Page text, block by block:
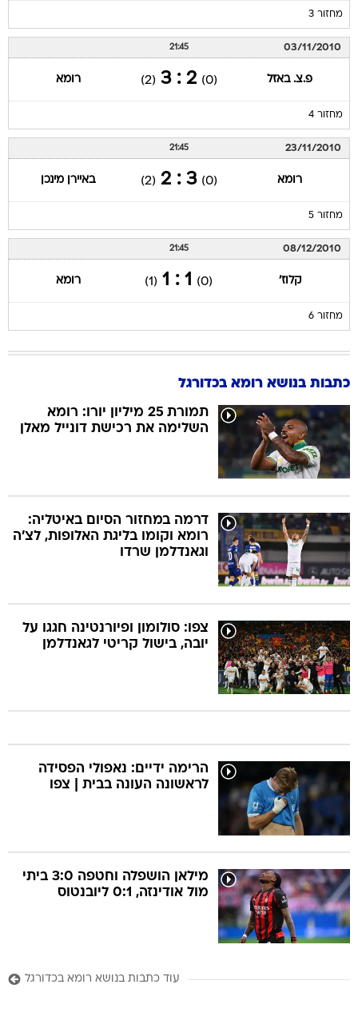
מחזור 3
03/11/2010
21:45
פ.צ. באזל (0)
2 : 3
(2) רומא
מחזור 4
23/11/2010
21:45
רומא (0)
3 : 2
(2) באיירן מינכן
מחזור 5
08/12/2010
21:45
קלוז' (0)
1 : 1
(1) רומא
מחזור 6
כתבות בנושא רומא בכדורגל
תמורת 25 מיליון יורו: רומא
השלימה את רכישת דונייל מאלן
דרמה במחזור הסיום באיטליה:
רומא וקומו בליגת האלופות, לצ'ה
וגאנדלמן שרדו
צפו: סולומון ופיורנטינה חגגו על
יובה, בישול קריטי לגאנדלמן
הרימה ידיים: נאפולי הפסידה
לראשונה העונה בבית | צפו
מילאן הושפלה וחטפה 3:0 ביתי
מול אודינזה, 0:1 ליובנטוס
עוד כתבות בנושא רומא בכדורגל